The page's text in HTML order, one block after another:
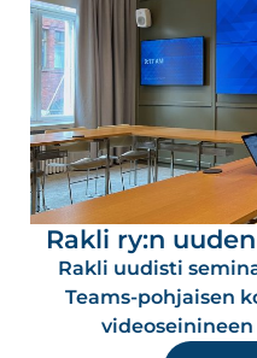
Rakli ry:n
Rakli uudisti
Teams-pohjaisen